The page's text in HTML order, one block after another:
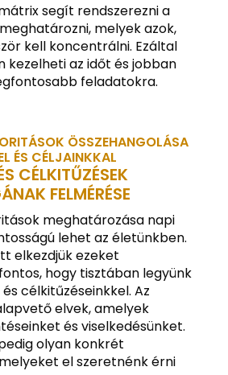
segít rendszerezni a
melyek azok,
kell koncentrálni. Ezáltal
kezelheti az időt és jobban
feladatokra.
ÖSSZEHANGOLÁSA
ÉS CÉLJAINKKAL
CÉLKITŰZÉSEK
FELMÉRÉSE
meghatározása napi
lehet az életünkben.
elkezdjük ezeket
hogy tisztában legyünk
célkitűzéseinkkel. Az
elvek, amelyek
és viselkedésünket.
olyan konkrét
el szeretnénk érni